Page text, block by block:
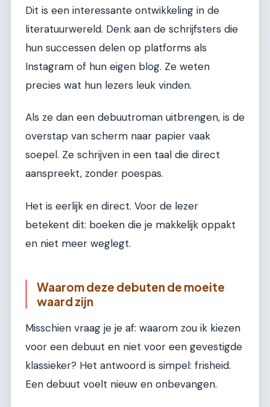
Dit is een interessante ontwikkeling in de
literatuurwereld. Denk aan de schrijfsters die
hun successen delen op platforms als
Instagram of hun eigen blog. Ze weten
precies wat hun lezers leuk vinden.
Als ze dan een debuutroman uitbrengen, is de
overstap van scherm naar papier vaak
soepel. Ze schrijven in een taal die direct
aanspreekt, zonder poespas.
Het is eerlijk en direct. Voor de lezer
betekent dit: boeken die je makkelijk oppakt
en niet meer weglegt.
Waarom deze debuten de moeite
waard zijn
Misschien vraag je je af: waarom zou ik kiezen
voor een debuut en niet voor een gevestigde
klassieker? Het antwoord is simpel: frisheid.
Een debuut voelt nieuw en onbevangen.